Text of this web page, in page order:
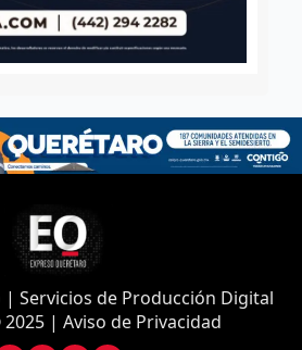
Servicios de Producción Digital
| Aviso de Privacidad